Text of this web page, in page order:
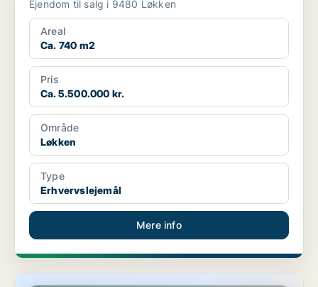
Ejendom til salg i 9480 Løkken
Areal
Ca. 740 m2
Pris
Ca. 5.500.000 kr.
Område
Løkken
Type
Erhvervslejemål
Mere info
Hotelejendom i Løkken